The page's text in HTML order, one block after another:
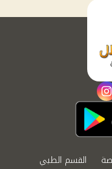
instagram
القسم الطبي